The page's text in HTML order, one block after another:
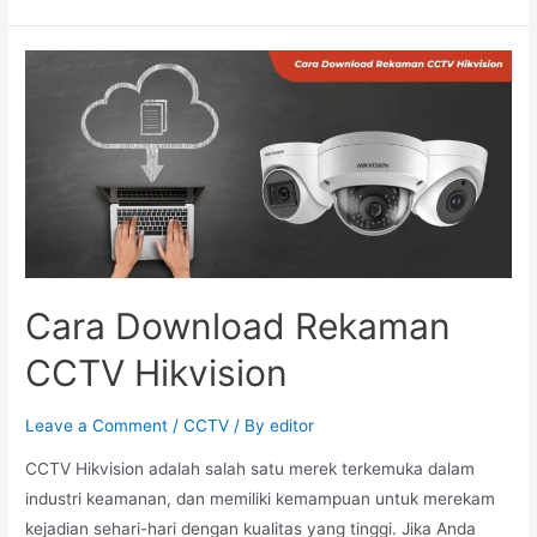
Cara Download Rekaman
CCTV Hikvision
Leave a Comment /CCTV / Byeditor
CCTV Hikvision adalah salah satu merek terkemuka dalam
industri keamanan, dan memiliki kemampuan untuk merekam
kejadian sehari-hari dengan kualitas yang tinggi. Jika Anda